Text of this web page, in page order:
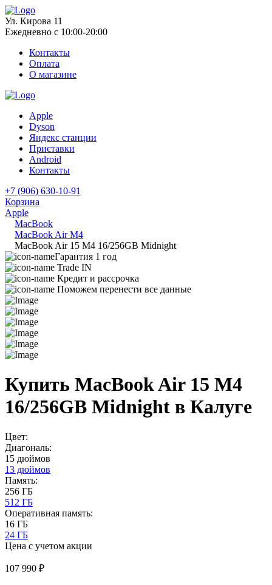
Ул. Кирова 11
Ежедневно с 10:00-20:00
Контакты
Оплата
О магазине
Apple
Dyson
Яндекс станции
Приставки
Android
Контакты
+7 (906) 630-10-91
Корзина
Apple
MacBook
MacBook Air M4
MacBook Air 15 M4 16/256GB Midnight
Гарантия 1 год
Trade IN
Кредит и рассрочка
Поможем перенести все данные
Купить MacBook Air 15 M4
16/256GB Midnight в Калуге
Цвет:
Диагональ:
15 дюймов
13 дюймов
Память:
256 ГБ
512 ГБ
Оперативная память:
16 ГБ
24 ГБ
Цена с учетом акции
107 990 ₽